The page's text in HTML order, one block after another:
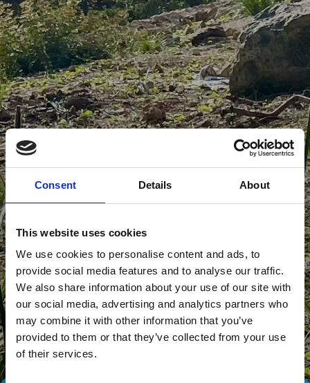
Consent Details About
This website uses cookies
We use cookies to personalise content and ads, to
provide social media features and to analyse our traffic.
We also share information about your use of our site with
our social media, advertising and analytics partners who
may combine it with other information that you’ve
provided to them or that they’ve collected from your use
of their services.